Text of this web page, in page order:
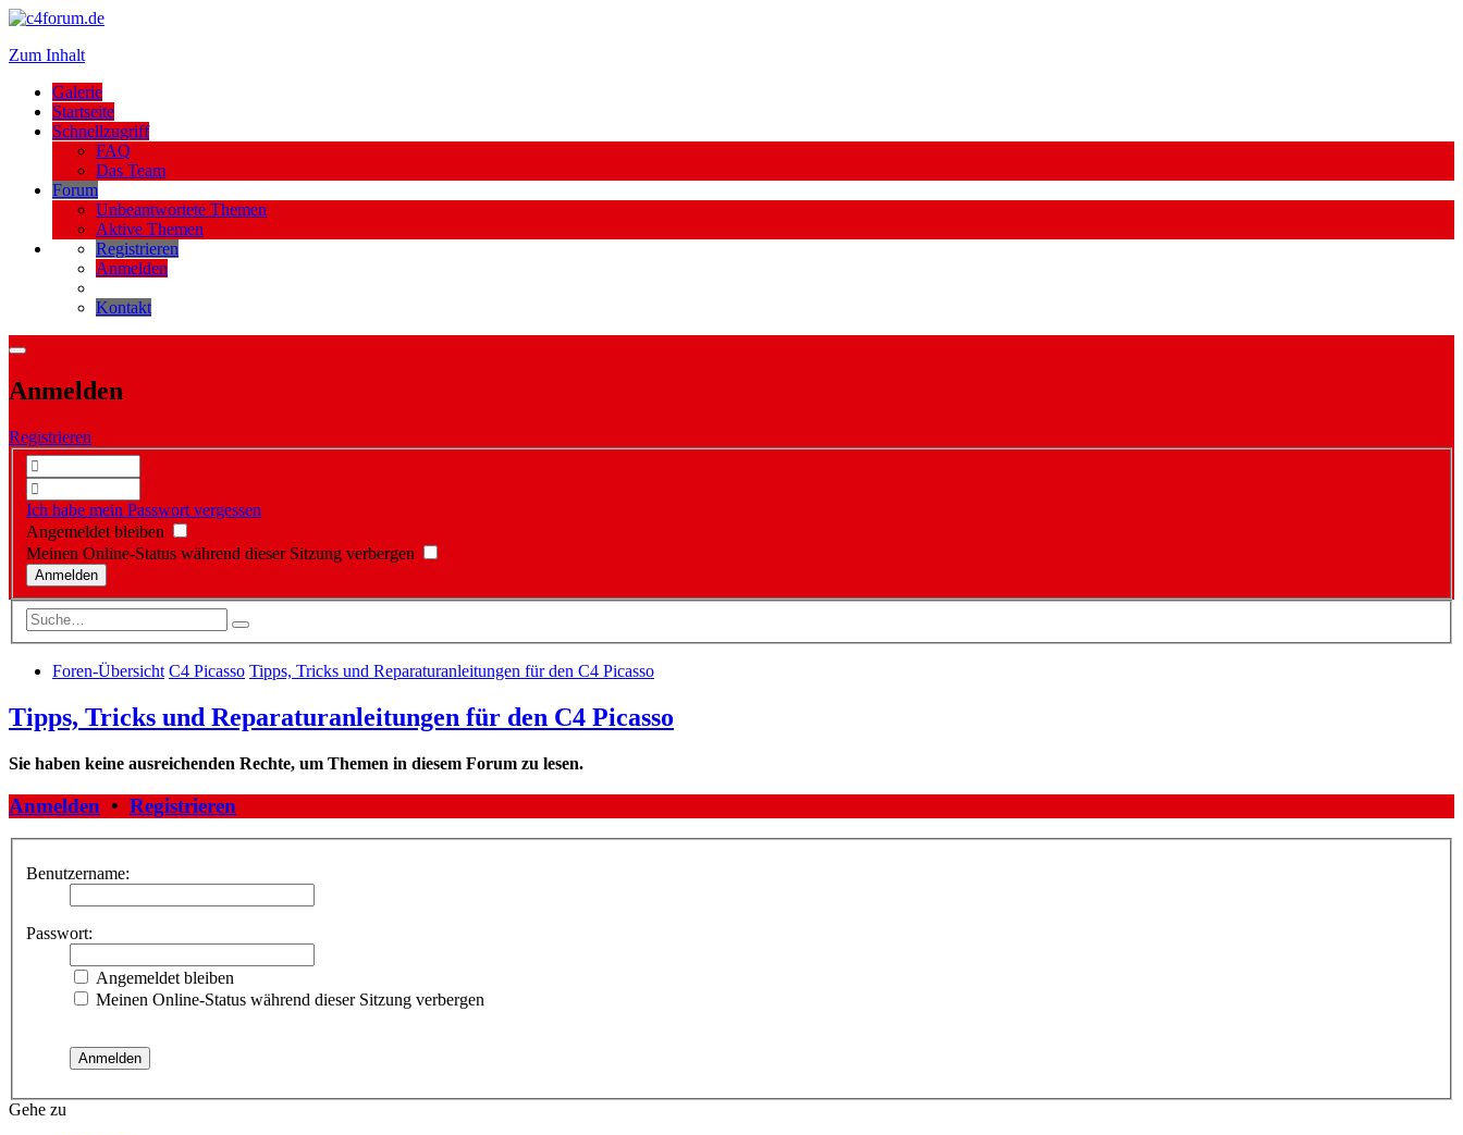
Zum Inhalt
Galerie
Startseite
Schnellzugriff
FAQ
Das Team
Forum
Unbeantwortete Themen
Aktive Themen
Registrieren
Anmelden
Kontakt
Anmelden
Registrieren
Ich habe mein Passwort vergessen
Angemeldet bleiben
Meinen Online-Status während dieser Sitzung verbergen
Foren-Übersicht C4 Picasso Tipps, Tricks und Reparaturanleitungen für den C4 Picasso
Tipps, Tricks und Reparaturanleitungen für den C4 Picasso
Sie haben keine ausreichenden Rechte, um Themen in diesem Forum zu lesen.
Anmelden • Registrieren
Benutzername:
Passwort:
Angemeldet bleiben
Meinen Online-Status während dieser Sitzung verbergen
Gehe zu